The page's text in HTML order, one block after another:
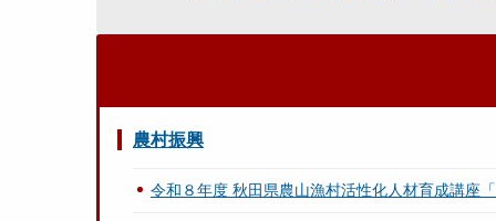
農村振興
令和８年度 秋田県農山漁村活性化人材育成講座